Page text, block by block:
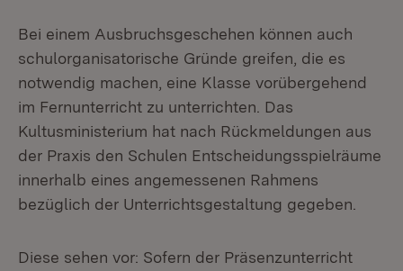
Bei einem Ausbruchsgeschehen können auch
schulorganisatorische Gründe greifen, die es
notwendig machen, eine Klasse vorübergehend
im Fernunterricht zu unterrichten. Das
Kultusministerium hat nach Rückmeldungen aus
der Praxis den Schulen Entscheidungsspielräume
innerhalb eines angemessenen Rahmens
bezüglich der Unterrichtsgestaltung gegeben.
Diese sehen vor: Sofern der Präsenzunterricht